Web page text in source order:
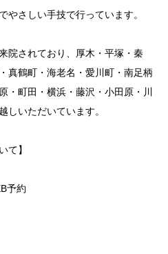
やさしい手技で行っています。
院されており、厚木・平塚・秦
真鶴町・海老名・愛川町・南足柄
・町田・横浜・藤沢・小田原・川
しいただいています。
て】
予約